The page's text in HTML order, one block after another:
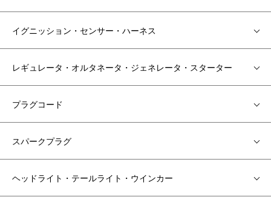
イグニッション・センサー・ハーネス
レギュレータ・オルタネータ・ジェネレータ・スターター
プラグコード
スパークプラグ
ヘッドライト・テールライト・ウインカー